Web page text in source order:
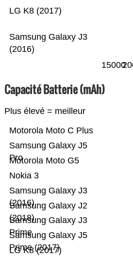
Samsung Galaxy J3
(2016)
LG K8 (2017)
15000
Capacité Batterie (mAh)
Plus élevé = meilleur
LG K8 (2017)
Samsung Galaxy J5
Prime (2017)
Samsung Galaxy J3
Prime
Samsung Galaxy J2
(2018)
Samsung Galaxy J3
(2016)
Nokia 3
Motorola Moto G5
Samsung Galaxy J5
Pro
Motorola Moto C Plus